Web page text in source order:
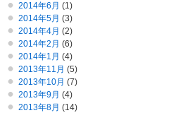
2014年6月 (1)
2014年5月 (3)
2014年4月 (2)
2014年2月 (6)
2014年1月 (4)
2013年11月 (5)
2013年10月 (7)
2013年9月 (4)
2013年8月 (14)